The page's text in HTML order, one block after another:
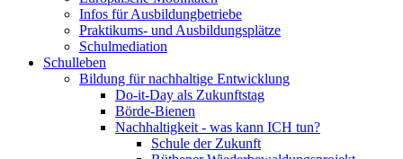
Infos für Ausbildungbetriebe
Praktikums- und Ausbildungsplätze
Schulmediation
Schulleben
Bildung für nachhaltige Entwicklung
Do-it-Day als Zukunftstag
Börde-Bienen
Nachhaltigkeit - was kann ICH tun?
Schule der Zukunft